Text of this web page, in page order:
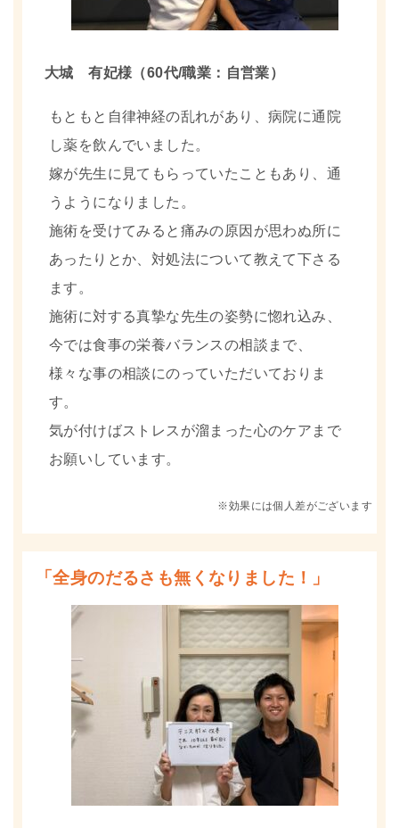
大城 有妃様（60代/職業：自営業）
もともと自律神経の乱れがあり、病院に通院
し薬を飲んでいました。
嫁が先生に見てもらっていたこともあり、通
うようになりました。
施術を受けてみると痛みの原因が思わぬ所に
あったりとか、対処法について教えて下さる
ます。
施術に対する真摯な先生の姿勢に惚れ込み、
今では食事の栄養バランスの相談まで、
様々な事の相談にのっていただいておりま
す。
気が付けばストレスが溜まった心のケアまで
お願いしています。
※効果には個人差がございます
「全身のだるさも無くなりました！」